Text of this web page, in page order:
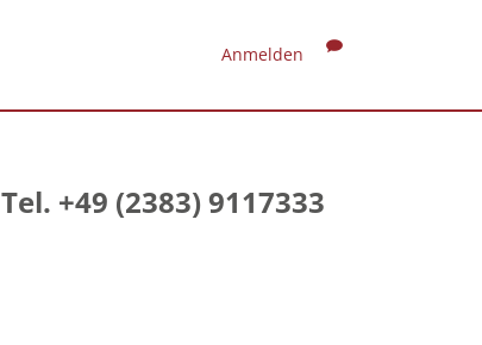
Anmelden
Tel. +49 (2383) 9117333